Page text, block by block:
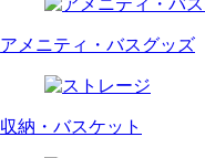
アメニティ・ バスグッズ
収納・バスケット